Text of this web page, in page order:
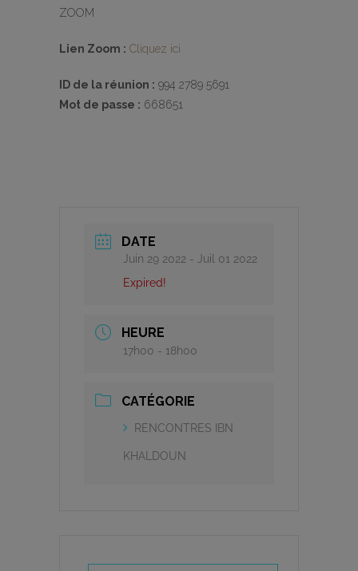
ZOOM
Lien Zoom : Cliquez ici
ID de la réunion : 994 2789 5691
Mot de passe : 668651
DATE
Juin 29 2022 - Juil 01 2022
Expired!
HEURE
17h00 - 18h00
CATÉGORIE
RENCONTRES IBN
KHALDOUN